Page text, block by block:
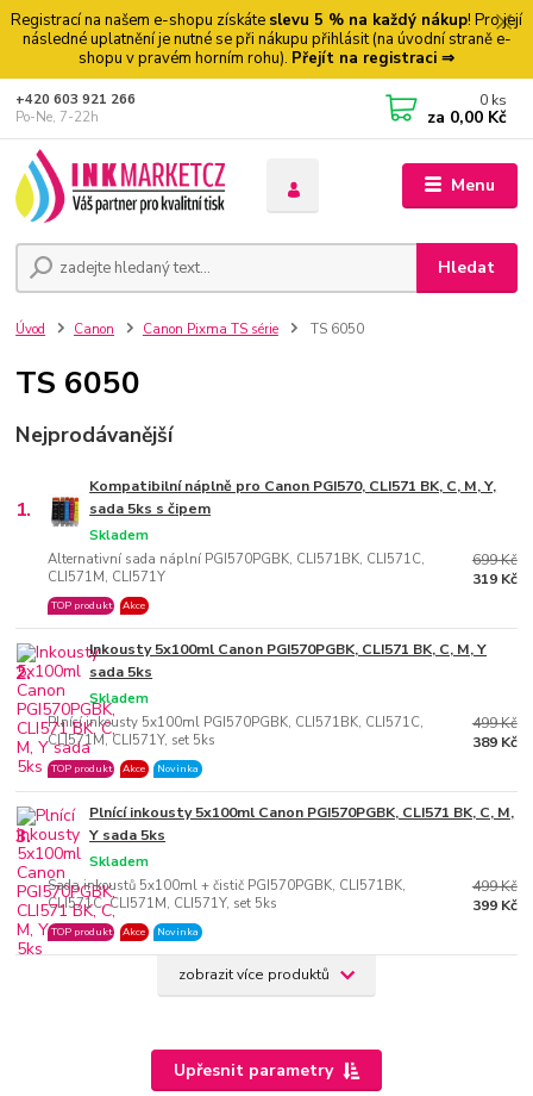
Registrací na našem e-shopu získáte slevu 5 % na každý nákup! Pro její
následné uplatnění je nutné se při nákupu přihlásit (na úvodní straně e-
shopu v pravém horním rohu). Přejít na registraci ⇒
Menu
Hledat
+420 603 921 266
Po-Ne, 7-22h
0 ks
za 0,00 Kč
Úvod Canon Canon Pixma TS série TS 6050
TS 6050
Nejprodávanější
1.
Kompatibilní náplně pro Canon PGI570, CLI571 BK, C, M, Y,
sada 5ks s čipem
Alternativní sada náplní PGI570PGBK, CLI571BK, CLI571C,
CLI571M, CLI571Y
Skladem
TOP produkt Akce
699 Kč
319 Kč
2.
Inkousty 5x100ml Canon PGI570PGBK, CLI571 BK, C, M, Y
sada 5ks
Plnící inkousty 5x100ml PGI570PGBK, CLI571BK, CLI571C,
CLI571M, CLI571Y, set 5ks
Skladem
TOP produkt Akce Novinka
499 Kč
389 Kč
3.
Plnící inkousty 5x100ml Canon PGI570PGBK, CLI571 BK, C, M,
Y sada 5ks
Sada inkoustů 5x100ml + čistič PGI570PGBK, CLI571BK,
CLI571C, CLI571M, CLI571Y, set 5ks
Skladem
TOP produkt Akce Novinka
499 Kč
399 Kč
zobrazit více produktů
Upřesnit parametry